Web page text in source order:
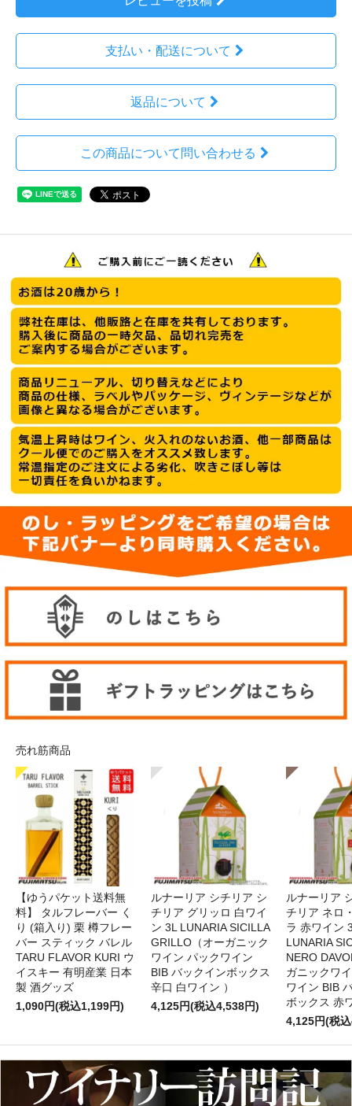
支払い・配送について
返品について
この商品について問い合わせる
売れ筋商品
【ゆうパケット送料無
料】 タルフレーバー く
り (箱入り) 栗 樽フレー
バー スティック バレル
TARU FLAVOR KURI ウ
イスキー 有明産業 日本
製 酒グッズ
1,090円(税込1,199円)
ルナーリア シチリア シ
チリア グリッロ 白ワイ
ン 3L LUNARIA SICILLA
GRILLO（オーガニック
ワイン パックワイン
BIB バックインボックス
辛口 白ワイン ）
4,125円(税込4,538円)
ルナーリア
チリア ネロ
ラ 赤ワイ
LUNARIA
NERO
ガニックワ
ワイン BIB
ボックス 赤
4,125円(税